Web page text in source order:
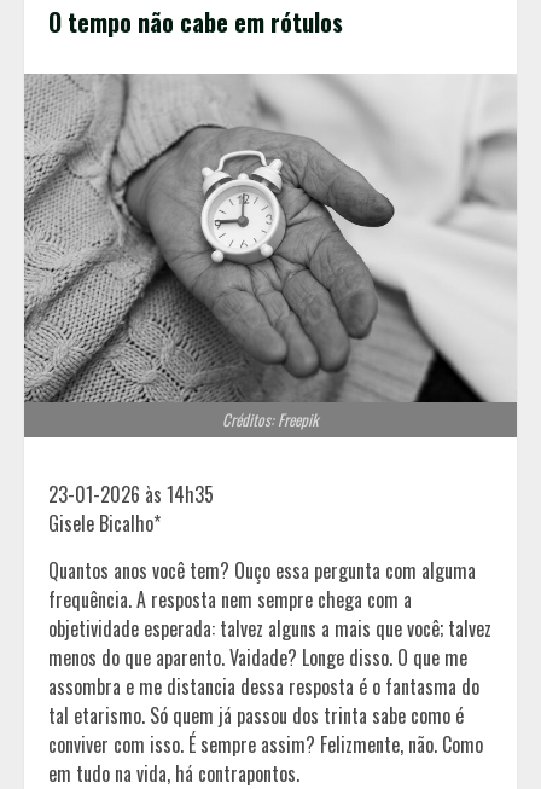
O tempo não cabe em rótulos
Créditos: Freepik
23-01-2026 às 14h35
Gisele Bicalho*
Quantos anos você tem? Ouço essa pergunta com alguma
frequência. A resposta nem sempre chega com a
objetividade esperada: talvez alguns a mais que você; talvez
menos do que aparento. Vaidade? Longe disso. O que me
assombra e me distancia dessa resposta é o fantasma do
tal etarismo. Só quem já passou dos trinta sabe como é
conviver com isso. É sempre assim? Felizmente, não. Como
em tudo na vida, há contrapontos.